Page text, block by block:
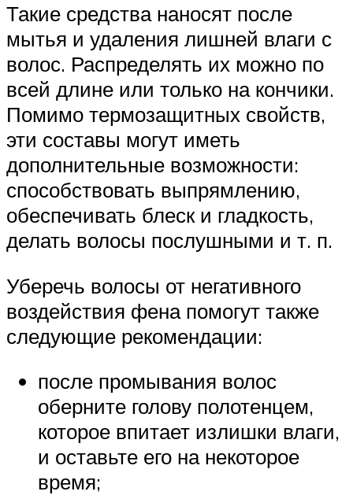
Такие средства наносят после
мытья и удаления лишней влаги с
волос. Распределять их можно по
всей длине или только на кончики.
Помимо термозащитных свойств,
эти составы могут иметь
дополнительные возможности:
способствовать выпрямлению,
обеспечивать блеск и гладкость,
делать волосы послушными и т. п.
Уберечь волосы от негативного
воздействия фена помогут также
следующие рекомендации:
после промывания волос
оберните голову полотенцем,
которое впитает излишки влаги,
и оставьте его на некоторое
время;